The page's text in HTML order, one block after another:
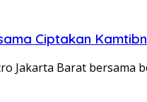
Ciptakan
Jakarta Barat bersama